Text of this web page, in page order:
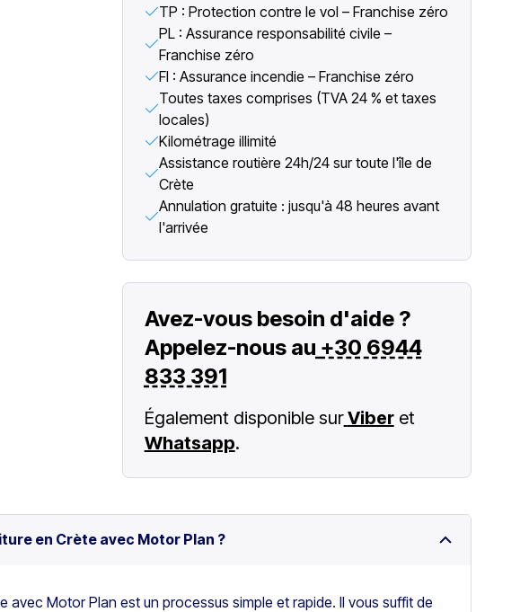
TP : Protection contre le vol – Franchise zéro
PL : Assurance responsabilité civile –
Franchise zéro
FI : Assurance incendie – Franchise zéro
Toutes taxes comprises (TVA 24 % et taxes
locales)
Kilométrage illimité
Assistance routière 24h/24 sur toute l'île de
Crète
Annulation gratuite : jusqu'à 48 heures avant
l'arrivée
Avez-vous besoin d'aide ?
Appelez-nous au +30 6944
833 391
Également disponible surViber et
Whatsapp.
en Crète avec Motor Plan ?
avec Motor Plan est un processus simple et rapide. Il vous suffit de